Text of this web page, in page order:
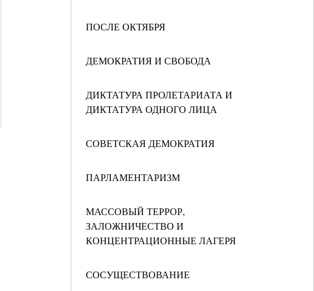
ПОСЛЕ ОКТЯБРЯ
ДЕМОКРАТИЯ И СВОБОДА
ДИКТАТУРА ПРОЛЕТАРИАТА И
ДИКТАТУРА ОДНОГО ЛИЦА
СОВЕТСКАЯ ДЕМОКРАТИЯ
ПАРЛАМЕНТАРИЗМ
МАССОВЫЙ ТЕРРОР,
ЗАЛОЖНИЧЕСТВО И
КОНЦЕНТРАЦИОННЫЕ ЛАГЕРЯ
СОСУЩЕСТВОВАНИЕ